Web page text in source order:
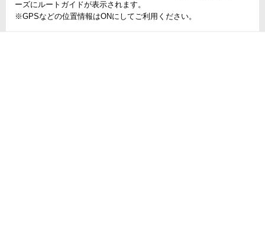
ーズにルートガイドが表示されます。
※GPSなどの位置情報はONにしてご利用ください。